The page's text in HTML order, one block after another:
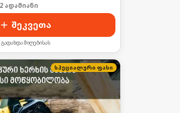
43-მა
შეკვეთა
გადახდა მიღებისას
სპეციალური ფასი